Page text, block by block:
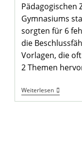
Pädagogischen
Gymnasiums
sorgten für 6
die
Vorlagen, die
2 Themen
Weiterlesen12.
Sitzung